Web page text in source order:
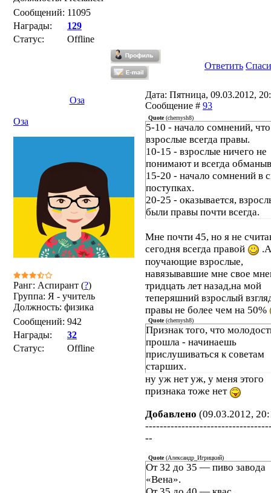
Сообщений: 11095
Награды:
129
Статус:
Offline
Ответить
Оза
Дата: Пятница, 09.03.2012,
Сообщение # 93
Оза
Ранг: Аспирант (?)
Группа: Я - учитель
Должность: физика
Сообщений: 942
Награды:
32
Статус:
Offline
Quote(chernysh8)
5-10 - начало сомнений, что
взрослые всегда правы.
10-15 - взрослые ничего не
понимают и всегда
15-20 - начало сомнений в
поступках.
20-25 - оказывается,
были правы почти всегда.
Мне почти 45, но я не
сегодня всегда правой
поучающие взрослые,
навязывавшие мне свое
тридцать лет назад,на мой
теперяшний взрослый
правы не более чем на 50%
Quote(chernysh8)
Признак того, что
прошла - начинаешь
прислушиваться к советам
старших.
ну уж нет уж, у меня этого
признака тоже нет
Добавлено (09.03.2012,
--
Quote(Александр_Игрицкий)
От 32 до 35 — пиво завода
«Вена».